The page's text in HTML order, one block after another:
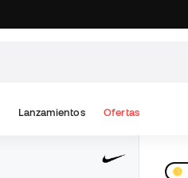
Lanzamientos Ofertas